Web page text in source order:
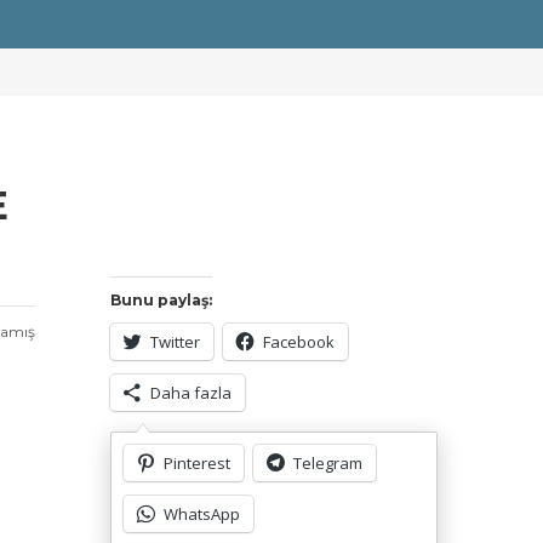
Bunu paylaş:
Twitter Facebook
Daha fazla
Pinterest Telegram
WhatsApp
Bunu beğen:
Yükleniyor...